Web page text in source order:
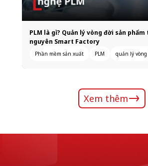
PLM là gì? Quản lý vòng đời sản
nguyên Smart Factory
Phần mềm sản xuất PLM quản lý
Xem thêm